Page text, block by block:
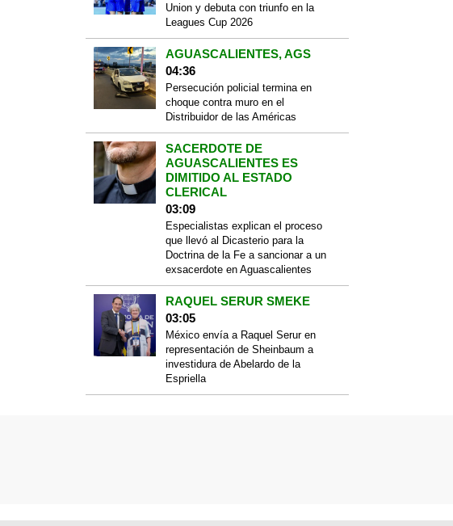
Union y debuta con triunfo en la
Leagues Cup 2026
AGUASCALIENTES, AGS
04:36
Persecución policial termina en
choque contra muro en el
Distribuidor de las Américas
SACERDOTE DE
AGUASCALIENTES ES
DIMITIDO AL ESTADO
CLERICAL
03:09
Especialistas explican el proceso
que llevó al Dicasterio para la
Doctrina de la Fe a sancionar a un
exsacerdote en Aguascalientes
RAQUEL SERUR SMEKE
03:05
México envía a Raquel Serur en
representación de Sheinbaum a
investidura de Abelardo de la
Espriella